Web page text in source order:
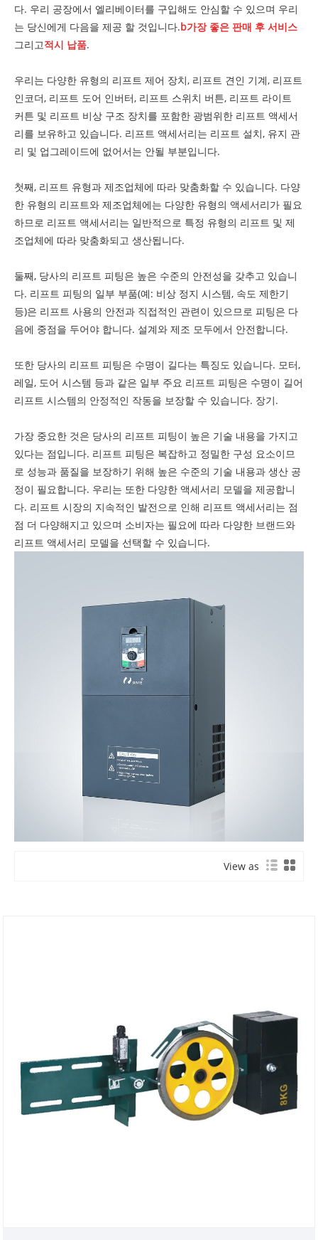
다. 우리 공장에서 엘리베이터를 구입해도 안심할 수 있으며 우리
는 당신에게 다음을 제공 할 것입니다.b가장 좋은 판매 후 서비스
그리고적시 납품.
우리는 다양한 유형의 리프트 제어 장치, 리프트 견인 기계, 리프트
인코더, 리프트 도어 인버터, 리프트 스위치 버튼, 리프트 라이트
커튼 및 리프트 비상 구조 장치를 포함한 광범위한 리프트 액세서
리를 보유하고 있습니다. 리프트 액세서리는 리프트 설치, 유지 관
리 및 업그레이드에 없어서는 안될 부분입니다.
첫째, 리프트 유형과 제조업체에 따라 맞춤화할 수 있습니다. 다양
한 유형의 리프트와 제조업체에는 다양한 유형의 액세서리가 필요
하므로 리프트 액세서리는 일반적으로 특정 유형의 리프트 및 제
조업체에 따라 맞춤화되고 생산됩니다.
둘째, 당사의 리프트 피팅은 높은 수준의 안전성을 갖추고 있습니
다. 리프트 피팅의 일부 부품(예: 비상 정지 시스템, 속도 제한기
등)은 리프트 사용의 안전과 직접적인 관련이 있으므로 피팅은 다
음에 중점을 두어야 합니다. 설계와 제조 모두에서 안전합니다.
또한 당사의 리프트 피팅은 수명이 길다는 특징도 있습니다. 모터,
레일, 도어 시스템 등과 같은 일부 주요 리프트 피팅은 수명이 길어
리프트 시스템의 안정적인 작동을 보장할 수 있습니다. 장기.
가장 중요한 것은 당사의 리프트 피팅이 높은 기술 내용을 가지고
있다는 점입니다. 리프트 피팅은 복잡하고 정밀한 구성 요소이므
로 성능과 품질을 보장하기 위해 높은 수준의 기술 내용과 생산 공
정이 필요합니다. 우리는 또한 다양한 액세서리 모델을 제공합니
다. 리프트 시장의 지속적인 발전으로 인해 리프트 액세서리는 점
점 더 다양해지고 있으며 소비자는 필요에 따라 다양한 브랜드와
리프트 액세서리 모델을 선택할 수 있습니다.
View as